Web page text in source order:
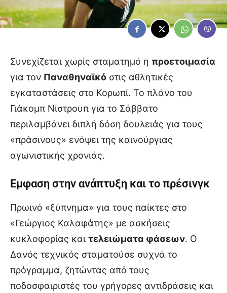
Συνεχίζεται χωρίς σταματημό η προετοιμασία
για τον Παναθηναϊκό στις αθλητικές
εγκαταστάσεις στο Κορωπί. Το πλάνο του
Γιάκομπ Νίστρουπ για το Σάββατο
περιλαμβάνει διπλή δόση δουλειάς για τους
«πράσινους» ενόψει της καινούργιας
αγωνιστικής χρονιάς.
Εμφαση στην ανάπτυξη και το πρέσινγκ
Πρωινό «ξύπνημα» για τους παίκτες στο
«Γεώργιος Καλαφάτης» με ασκήσεις
κυκλοφορίας και τελειώματα φάσεων. Ο
Δανός τεχνικός σταματούσε συχνά το
πρόγραμμα, ζητώντας από τους
ποδοσφαιριστές του γρήγορες αντιδράσεις και